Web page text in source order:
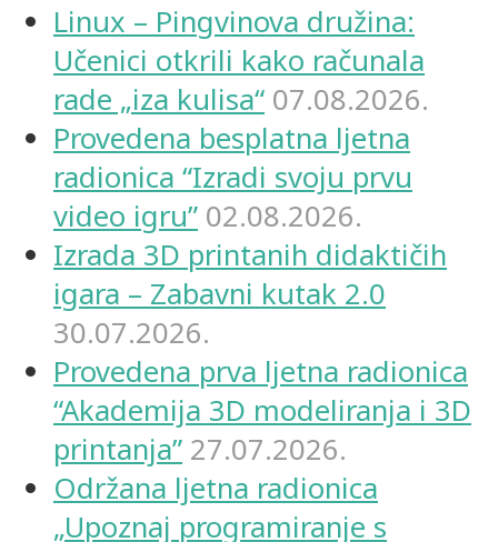
Linux – Pingvinova družina:
Učenici otkrili kako računala
rade „iza kulisa“ 07.08.2026.
Provedena besplatna ljetna
radionica “Izradi svoju prvu
video igru” 02.08.2026.
Izrada 3D printanih didaktičih
igara – Zabavni kutak 2.0
30.07.2026.
Provedena prva ljetna radionica
“Akademija 3D modeliranja i 3D
printanja” 27.07.2026.
Održana ljetna radionica
„Upoznaj programiranje s